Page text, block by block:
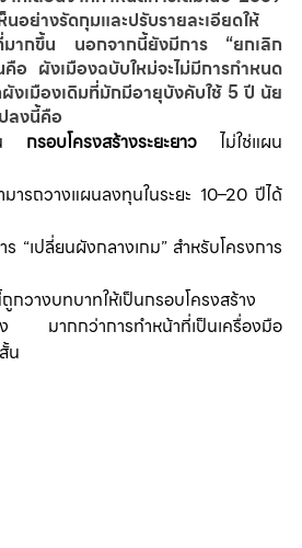
อย่างรัดกุมและปรับรายละเอียดให้
ากขึ้น นอกจากนี้ยังมีการ “ยกเลิก
อ ผังเมืองฉบับใหม่จะไม่มีการกำหนด
ผังเมืองเดิมที่มักมีอายุบังคับใช้ 5 ปี นัย
ลงนี้คือ
กรอบโครงสร้างระยะยาว ไม่ใช่แผน
ารถวางแผนลงทุนในระยะ 10–20 ปีได้
“เปลี่ยนผังกลางเกม” สำหรับโครงการ
กวางบทบาทให้เป็นกรอบโครงสร้าง
มากกว่าการทำหน้าที่เป็นเครื่องมือ
น